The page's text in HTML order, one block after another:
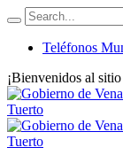
Teléfonos
¡Bienvenidos al